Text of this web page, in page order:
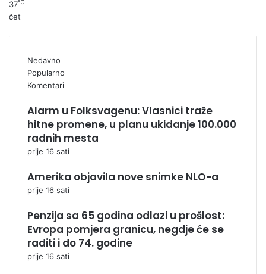
37℃
čet
Nedavno
Popularno
Komentari
Alarm u Folksvagenu: Vlasnici traže
hitne promene, u planu ukidanje 100.000
radnih mesta
prije 16 sati
Amerika objavila nove snimke NLO-a
prije 16 sati
Penzija sa 65 godina odlazi u prošlost:
Evropa pomjera granicu, negdje će se
raditi i do 74. godine
prije 16 sati